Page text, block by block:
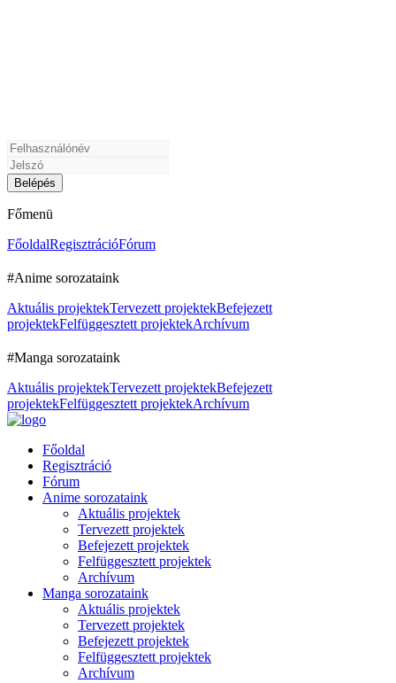
Főmenü
FőoldalRegisztrációFórum
#Anime sorozataink
Aktuális projektekTervezett projektekBefejezett
projektekFelfüggesztett projektekArchívum
#Manga sorozataink
Aktuális projektekTervezett projektekBefejezett
projektekFelfüggesztett projektekArchívum
Főoldal
Regisztráció
Fórum
Anime sorozataink
Aktuális projektek
Tervezett projektek
Befejezett projektek
Felfüggesztett projektek
Archívum
Manga sorozataink
Aktuális projektek
Tervezett projektek
Befejezett projektek
Felfüggesztett projektek
Archívum